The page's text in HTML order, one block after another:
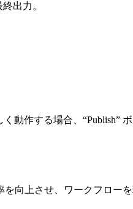
出力。
動作する場合、“Publish”
向上させ、ワークフロー